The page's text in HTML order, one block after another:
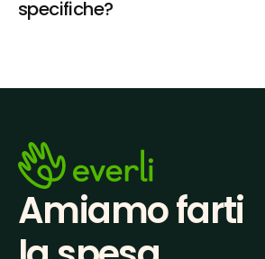
specifiche?
Amiamo farti